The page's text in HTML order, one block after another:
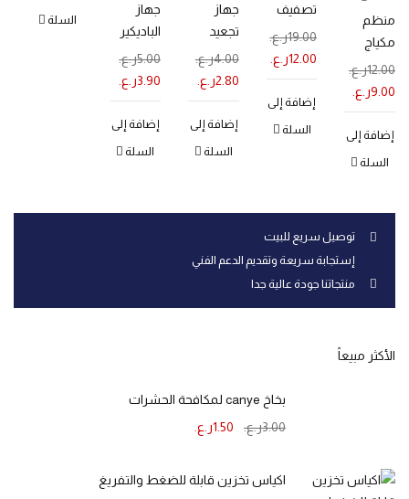
توصيل سريع للبيت
إستجابة سريعة وتقديم الدعم الفني
منتجاتنا جودة عالية جدا
الأكثر مبيعاً
بخاخ canye لمكافحة الحشرات
3.00ر.ع. 1.50ر.ع.
اكياس تخزين قابلة للضغط والتفريغ
منظم
مكياج
واكسسو
ارات مع
12.00ر.ع.
9.00ر.ع.
إضافة إلى
السلة
تصفيف
الشعر
الإحترافية
19.00ر.ع.
12.00ر.ع.
إضافة إلى
السلة
جهاز
تجعيد
الرموش
بالشاحن
4.00ر.ع.
2.80ر.ع.
إضافة إلى
السلة
جهاز
الباديكير
لإزالة
التشققا
5.00ر.ع.
3.90ر.ع.
إضافة إلى
السلة
السلة